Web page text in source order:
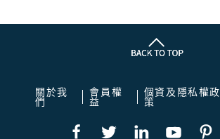
關於我
們
會員權
益
個資及隱私權政
策